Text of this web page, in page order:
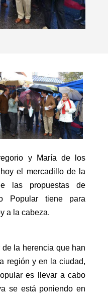
y María de los
el mercadillo de la
las propuestas de
Popular tiene para
a la cabeza.
la herencia que han
región y en la ciudad,
es llevar a cabo
se está poniendo en